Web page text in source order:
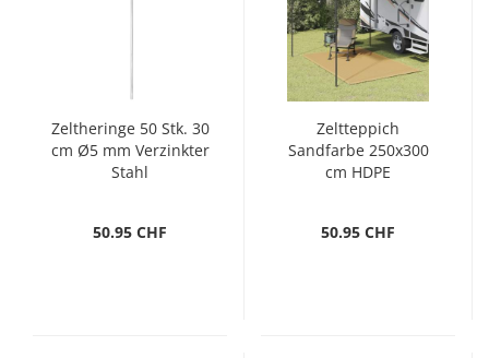
Zeltheringe 50 Stk. 30
cm Ø5 mm Verzinkter
Stahl
50.95 CHF
Zeltteppich
Sandfarbe 250x300
cm HDPE
50.95 CHF